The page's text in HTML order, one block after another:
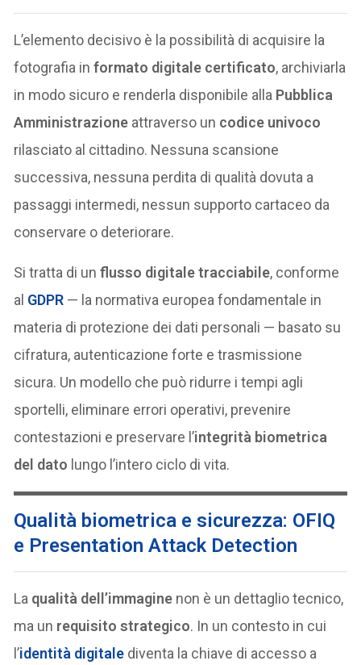
L’elemento decisivo è la possibilità di acquisire la
fotografia informato digitale certificato, archiviarla
in modo sicuro e renderla disponibile alla Pubblica
Amministrazione attraverso un codice univoco
rilasciato al cittadino. Nessuna scansione
successiva, nessuna perdita di qualità dovuta a
passaggi intermedi, nessun supporto cartaceo da
conservare o deteriorare.
Si tratta di unflusso digitale tracciabile, conforme
al GDPR — la normativa europea fondamentale in
materia di protezione dei dati personali — basato su
cifratura, autenticazione forte e trasmissione
sicura. Un modello che può ridurre i tempi agli
sportelli, eliminare errori operativi, prevenire
contestazioni e preservare l’integrità biometrica
del dato lungo l’intero ciclo di vita.
Qualità biometrica e sicurezza: OFIQ
e Presentation Attack Detection
La qualità dell’immagine non è un dettaglio tecnico,
ma un requisito strategico. In un contesto in cui
l’identità digitale diventa la chiave di accesso a